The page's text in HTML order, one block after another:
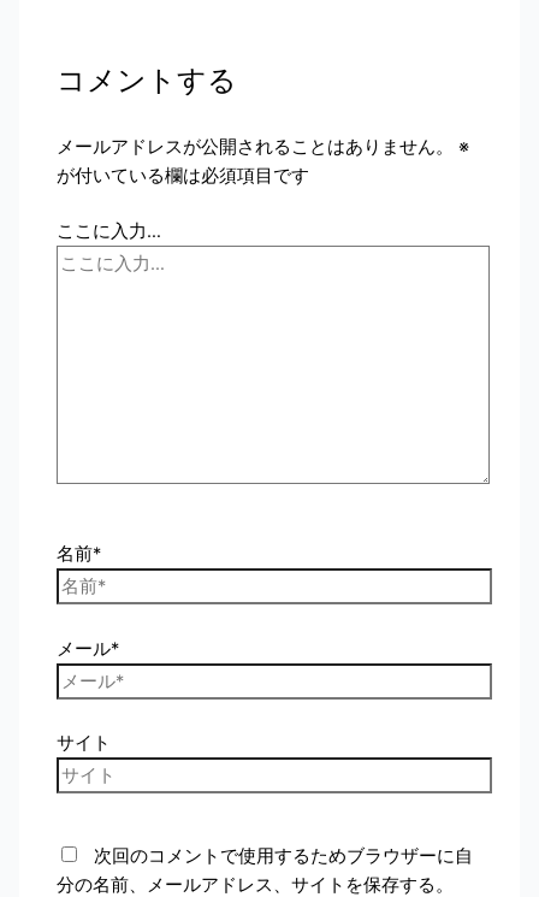
コメントする
メールアドレスが公開されることはありません。
※
が付いている欄は必須項目です
ここに入力…
名前*
メール*
サイト
次回のコメントで使用するためブラウザーに自
分の名前、メールアドレス、サイトを保存する。